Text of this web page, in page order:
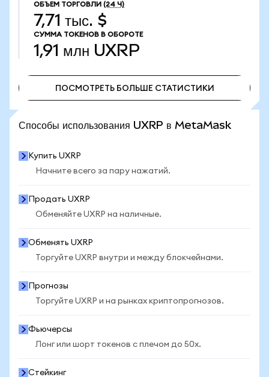
ОБЪЕМ ТОРГОВЛИ (24 Ч)
7,71 тыс. $
СУММА ТОКЕНОВ В ОБОРОТЕ
1,91 млн UXRP
ПОСМОТРЕТЬ БОЛЬШЕ СТАТИСТИКИ
Способы использования UXRP в MetaMask
Купить UXRP
Начните всего за пару нажатий.
Продать UXRP
Обменяйте UXRP на наличные.
Обменять UXRP
Торгуйте UXRP внутри и между блокчейнами.
Прогнозы
Торгуйте UXRP и на рынках криптопрогнозов.
Фьючерсы
Лонг или шорт токенов с плечом до 50x.
Стейкинг